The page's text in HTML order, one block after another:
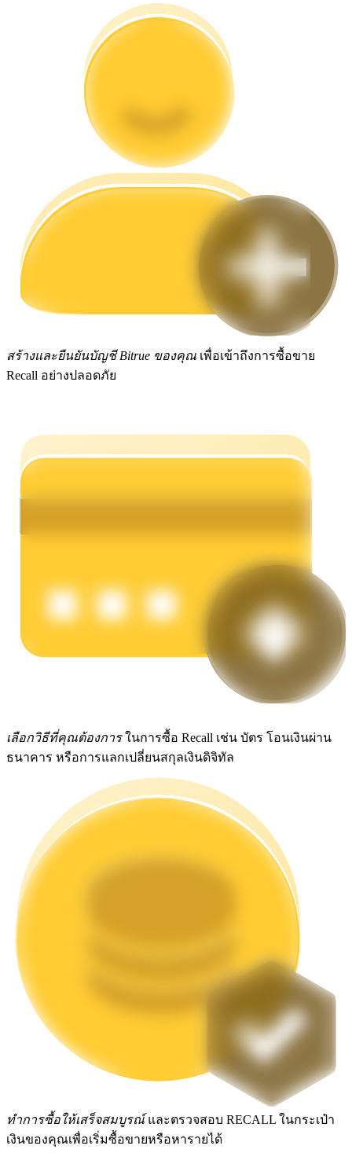
กลยุทธ์การซื้อขาย
เรียนรู้วิธีการรักษาผลกำไร
ได้รับ
Launchpool
การเซ้งแบบยืดหยุ่นเพื่อรับโทเคนยอดนิยม
การล็อค BTR
การลงทุนพิเศษสำหรับผู้ถือ BTR
สร้างและยืนยันบัญชี Bitrue ของคุณ เพื่อเข้าถึงการซื้อขาย
Recall อย่างปลอดภัย
เลือกวิธีที่คุณต้องการในการซื้อ Recall เช่น บัตร โอนเงินผ่าน
ธนาคาร หรือการแลกเปลี่ยนสกุลเงินดิจิทัล
ทำการซื้อให้เสร็จสมบูรณ์และตรวจสอบ RECALL ในกระเป๋า
เงินของคุณเพื่อเริ่มซื้อขายหรือหารายได้